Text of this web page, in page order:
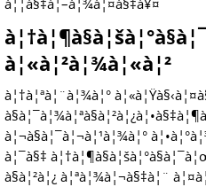
à¦¦à§‡à¦–à¦¾à¦¤à§‡à¥¤
à¦«à¦²à¦¾à¦«à¦²
à¦†à¦ªà¦¨à¦¾à¦°
à¦¬à§à¦¯à¦¬à¦¹à¦¾à¦°
à¦¯à§‡
à§à¦²à¦¿ à¦ªà¦¾à¦¬à§‡à¦¨